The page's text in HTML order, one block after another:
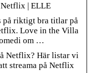
| ELLE
riktigt bra titlar på
Love in the Villa
om …
Netflix? Här listar vi
streama på Netflix